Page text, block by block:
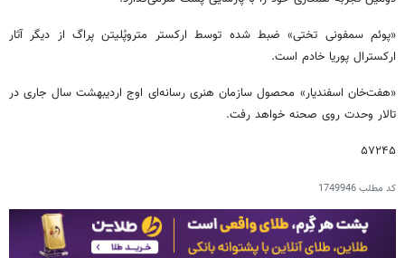
«پوئم سمفونی تختی» ضبط شده توسط ارکستر متروپُلیتن پراگ از دیگر آثار
ارکسترال پوریا خادم است.
«هفت‌خان اسفندیار» محصول سازمان هنری رسانه‌ای اوج‌ اردیبهشت سال جاری در
تالار وحدت روی صحنه خواهد رفت.
۵۷۲۴۵
کد مطلب1749946